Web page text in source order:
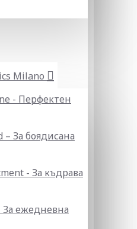
Milano
- Перфектен
– За боядисана
- За къдрава
За ежедневна